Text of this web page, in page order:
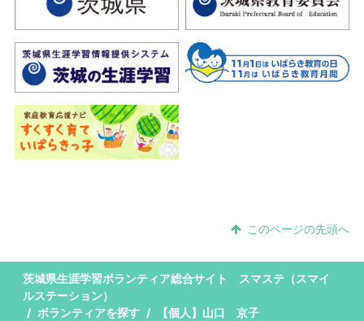
このページの先頭へ
茨城県生涯学習ボランティア総合サイト スマステ（スマイ
ルステーション）
ボランティアを探す
【個人】山口 京子